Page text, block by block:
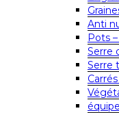
Anti
Pots
Serre
Serre